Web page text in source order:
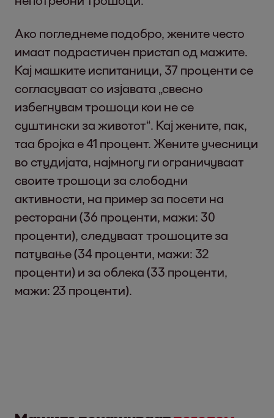
Ако погледнеме подобро, жените често
имаат подрастичен пристап од мажите.
Кај машките испитаници, 37 проценти се
согласуваат со изјавата „свесно
избегнувам трошоци кои не се
суштински за животот“. Кај жените, пак,
таа бројка е 41 процент. Жените учесници
во студијата, најмногу ги ограничуваат
своите трошоци за слободни
активности, на пример за посети на
ресторани (36 проценти, мажи: 30
проценти), следуваат трошоците за
патување (34 проценти, мажи: 32
проценти) и за облека (33 проценти,
мажи: 23 проценти).